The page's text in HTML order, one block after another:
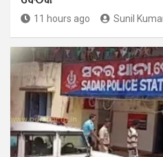
11 hours ago Sunil